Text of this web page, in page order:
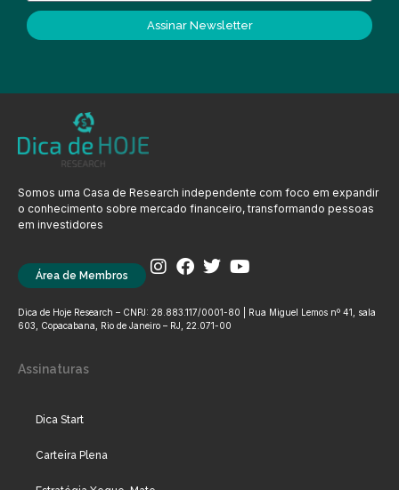
Assinar Newsletter
Somos uma Casa de Research independente com foco em expandir
o conhecimento sobre mercado financeiro, transformando pessoas
em investidores
Área de Membros
Dica de Hoje Research – CNPJ: 28.883.117/0001-80 | Rua Miguel Lemos nº 41, sala
603, Copacabana, Rio de Janeiro – RJ, 22.071-00
Assinaturas
Dica Start
Carteira Plena